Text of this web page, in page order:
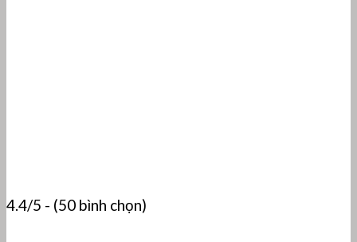
4.4/5 - (50 bình chọn)